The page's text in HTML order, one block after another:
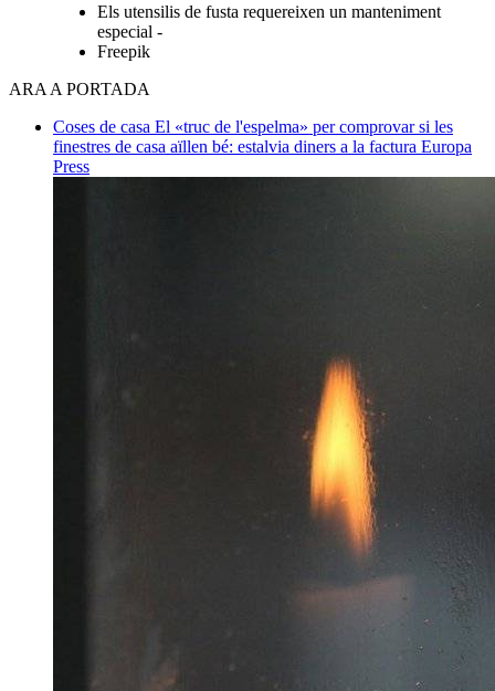
Els utensilis de fusta requereixen un manteniment
especial -
Freepik
ARA A PORTADA
Coses de casa El «truc de l'espelma» per comprovar si les
finestres de casa aïllen bé: estalvia diners a la factura Europa
Press